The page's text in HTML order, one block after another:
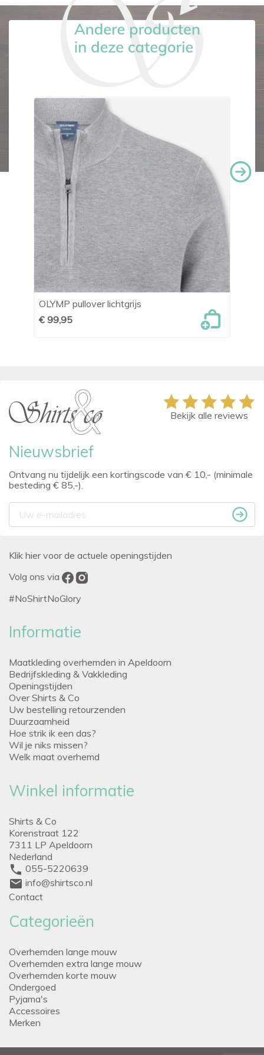
OLYMP pullover lichtgrijs
€ 99,95
Nieuwsbrief
Ontvang nu tijdelijk een kortingscode van € 10,- (minimale
besteding € 85,-).
Bekijk alle reviews
Klik hier voor de actuele openingstijden
Volg ons via
#NoShirtNoGlory
Informatie
Maatkleding overhemden in Apeldoorn
Bedrijfskleding & Vakkleding
Openingstijden
Over Shirts & Co
Uw bestelling retourzenden
Duurzaamheid
Hoe strik ik een das?
Wil je niks missen?
Welk maat overhemd
Winkel informatie
Shirts & Co
Korenstraat 122
7311 LP Apeldoorn
Nederland
phone 055-5220639
mail info@shirtsco.nl
Contact
Categorieën
Overhemden lange mouw
Overhemden extra lange mouw
Overhemden korte mouw
Ondergoed
Pyjama's
Accessoires
Merken